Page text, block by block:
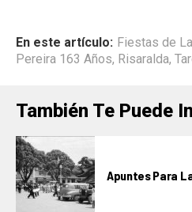
En este artículo: Fiestas de
Pereira 163 Años, Risaralda,
También Te Puede
Apuntes Para